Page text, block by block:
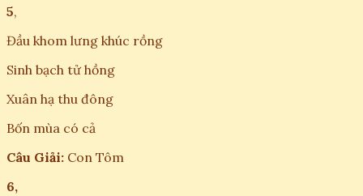
5,
Đầu khom lưng khúc rồng
Sinh bạch tử hồng
Xuân hạ thu đông
Bốn mùa có cả
Câu Giải: Con Tôm
6,